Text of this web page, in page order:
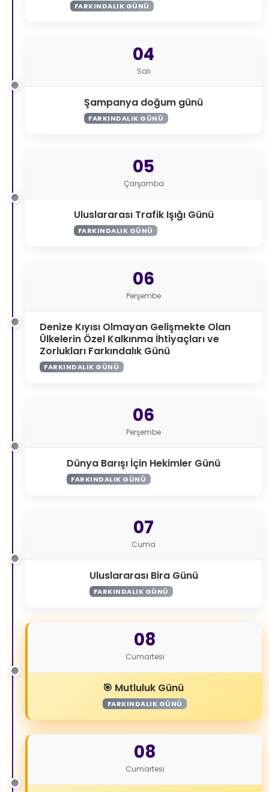
FARKINDALIK GÜNÜ
04
Salı
Şampanya doğum günü
FARKINDALIK GÜNÜ
05
Çarşamba
Uluslararası Trafik Işığı Günü
FARKINDALIK GÜNÜ
06
Perşembe
Denize Kıyısı Olmayan Gelişmekte Olan
Ülkelerin Özel Kalkınma İhtiyaçları ve
Zorlukları Farkındalık Günü
FARKINDALIK GÜNÜ
06
Perşembe
Dünya Barışı İçin Hekimler Günü
FARKINDALIK GÜNÜ
07
Cuma
Uluslararası Bira Günü
FARKINDALIK GÜNÜ
08
Cumartesi
Mutluluk Günü
FARKINDALIK GÜNÜ
08
Cumartesi